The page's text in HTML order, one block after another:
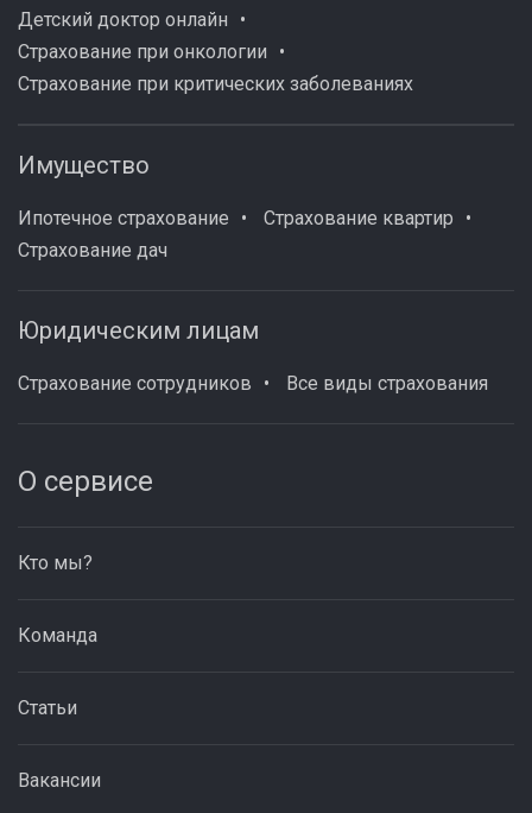
Детский доктор онлайн
Страхование при онкологии
Страхование при критических заболеваниях
Имущество
Ипотечное страхование
Страхование квартир
Страхование дач
Юридическим лицам
Страхование сотрудников Все виды страхования
О сервисе
Кто мы?
Команда
Статьи
Вакансии